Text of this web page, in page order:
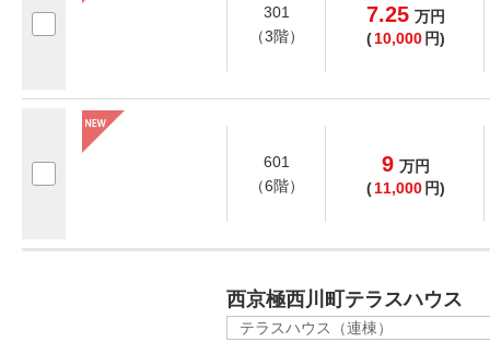
301
（3階）
7.25 万円
( 10,000 円)
601
（6階）
9 万円
( 11,000 円)
西京極西川町テラスハウス
テラスハウス（連棟）